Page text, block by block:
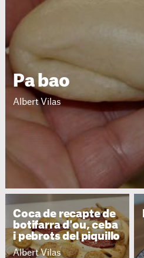
Pa bao
Albert Vilas
Coca de recapte de
botifarra d'ou, ceba
i pebrots del piquillo
Albert Vilas